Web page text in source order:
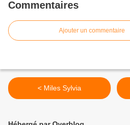
Commentaires
Ajouter un commentaire
< Miles Sylvia